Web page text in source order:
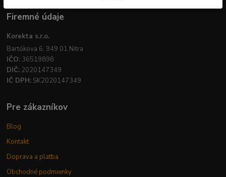
Firemné údaje
Korekta s.r.o.
Bartókova 6, 949 01 Nitra
IČO: 36519898
DIČ: 2020147349
IČ DPH: SK2020147349
Pre zákazníkov
Blog
Kontakt
Doprava a platba
Obchodné podmienky